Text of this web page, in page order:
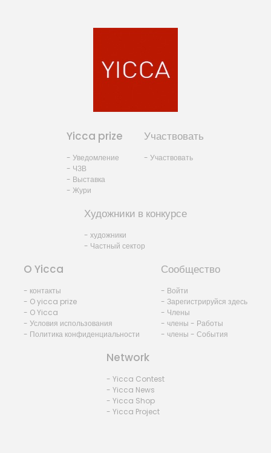
Yicca prize
- Уведомление
- ЧЗВ
- Выставка
- Жури
Участвовать
- Участвовать
Художники в конкурсе
- художники
- Частный сектор
O Yicca
- контакты
- O yicca prize
- O Yicca
- Условия использования
- Политика конфиденциальности
Сообщество
- Войти
- Зарегистрируйся здесь
- Члены
- члены - Работы
- члены - События
Network
- Yicca Contest
- Yicca News
- Yicca Shop
- Yicca Project